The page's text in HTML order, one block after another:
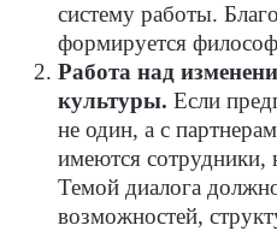
систему работы.
формируется
Работа над
культуры. Если
не один, а с
имеются сотрудники,
Темой диалога
возможностей,